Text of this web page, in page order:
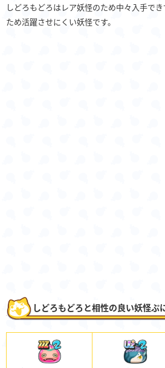
しどろもどろはレア妖怪のため中々入手で
ため活躍させにくい妖怪です。
しどろもどろと相性の良い妖怪ぷ